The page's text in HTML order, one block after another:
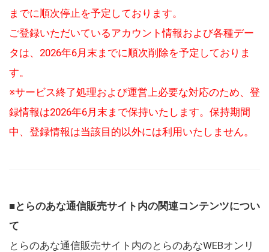
までに順次停止を予定しております。
ご登録いただいているアカウント情報および各種デー
タは、2026年6月末までに順次削除を予定しておりま
す。
※サービス終了処理および運営上必要な対応のため、登
録情報は2026年6月末まで保持いたします。保持期間
中、登録情報は当該目的以外には利用いたしません。
■とらのあな通信販売サイト内の関連コンテンツについ
て
とらのあな通信販売サイト内のとらのあなWEBオンリ